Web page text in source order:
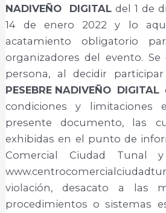
NADIVEÑO
DIGITALdel 1 de
14 de enero 2022 y lo
acatamiento obligatorio
organizadores del evento.
persona, al decidir
PESEBRE NADIVEÑO DIGITAL
condiciones y limitaciones
presente documento, las
exhibidas en el punto de
Comercial Ciudad Tunal
violación, desacato a las
procedimientos o sistemas